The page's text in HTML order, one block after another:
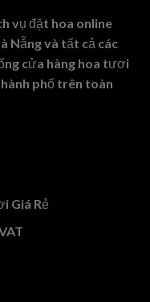
vụ đặt hoa online
Nẵng và tất cả các
cửa hàng hoa tươi
phố trên toàn
Giá Rẻ